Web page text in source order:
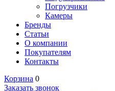
Погрузчики
Камеры
Бренды
Статьи
О компании
Покупателям
Контакты
Корзина 0
Заказать звонок